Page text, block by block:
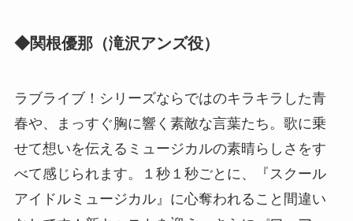
◆関根優那（滝沢アンズ役）
ラブライブ！シリーズならではのキラキラした青
春や、まっすぐ胸に響く素敵な言葉たち。歌に乗
せて想いを伝えるミュージカルの素晴らしさをす
べて感じられます。１秒１秒ごとに、『スクール
アイドルミュージカル』に心奪われること間違い